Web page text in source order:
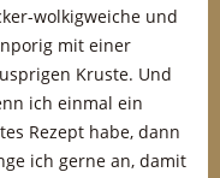
wolkigweiche und
mit einer
Kruste. Und
ich einmal ein
Rezept habe, dann
ich gerne an, damit